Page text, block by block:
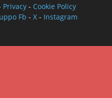
Privacy- Cookie Policy
Fb - X- Instagram